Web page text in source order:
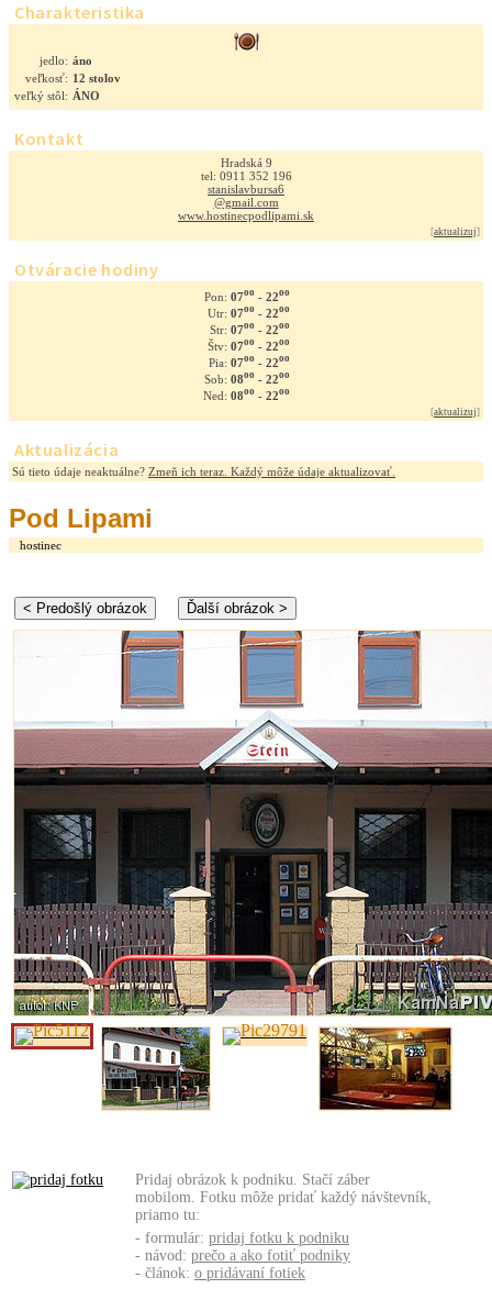
Charakteristika
jedlo: áno
veľkosť: 12 stolov
veľký stôl: ÁNO
Kontakt
Hradská 9
tel: 0911 352 196
stanislavbursa6
@gmail.com
www.hostinecpodlipami.sk
[aktualizuj]
Otváracie hodiny
Pon: 07oo- 22oo
Utr: 07oo- 22oo
Str: 07oo- 22oo
Štv: 07oo- 22oo
Pia: 07oo- 22oo
Sob: 08oo- 22oo
Ned: 08oo- 22oo
[aktualizuj]
Aktualizácia
Sú tieto údaje neaktuálne? Zmeň ich teraz. Každý môže údaje aktualizovať.
Pod Lipami
hostinec
Pridaj obrázok k podniku. Stačí záber
mobilom. Fotku môže pridať každý návštevník,
priamo tu:
- formulár: pridaj fotku k podniku
- návod: prečo a ako fotiť podniky
- článok: o pridávaní fotiek